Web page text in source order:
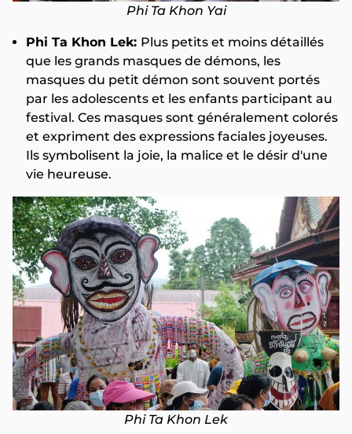
Phi Ta Khon Yai
Phi Ta Khon Lek: Plus petits et moins détaillés
que les grands masques de démons, les
masques du petit démon sont souvent portés
par les adolescents et les enfants participant au
festival. Ces masques sont généralement colorés
et expriment des expressions faciales joyeuses.
Ils symbolisent la joie, la malice et le désir d'une
vie heureuse.
Phi Ta Khon Lek